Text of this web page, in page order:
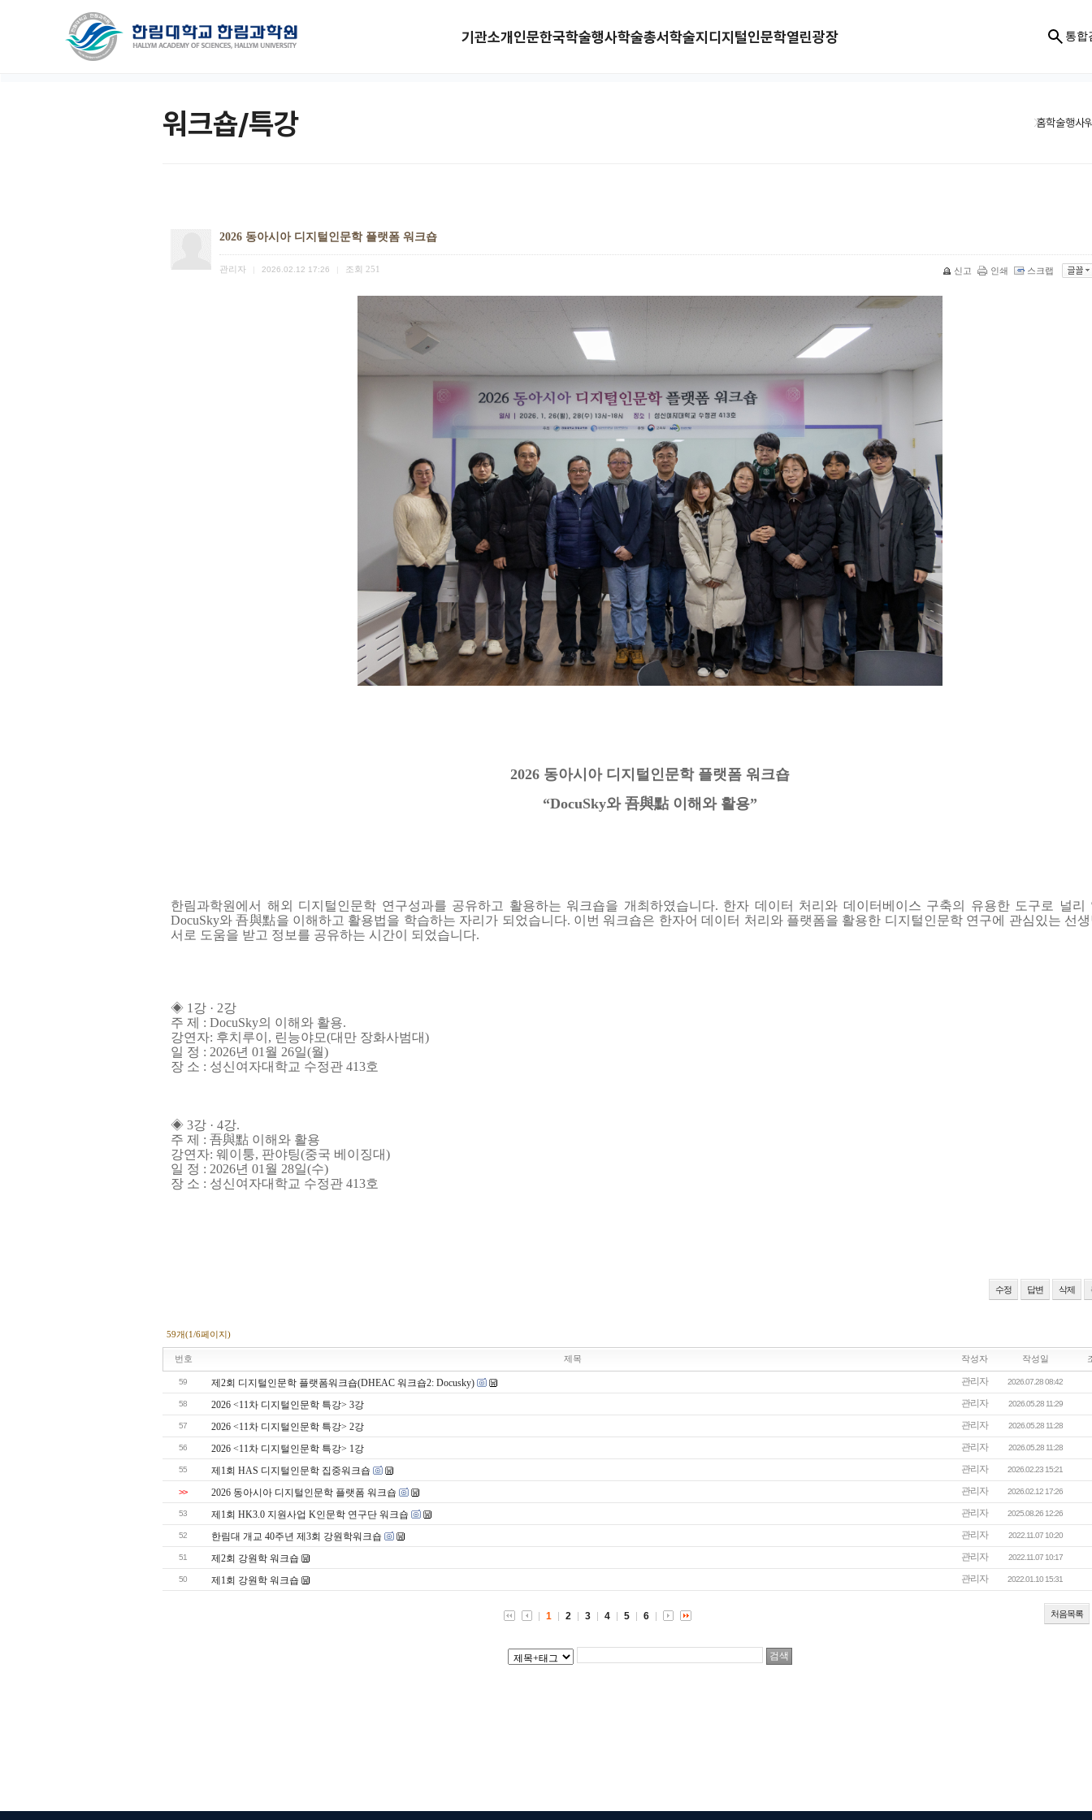
기관소개인문한국학술행사학술총서학술지디지털인문학열린광장 통합
워크숍/특강 홈학술행사
2026 동아시아 디지털인문학 플랫폼 워크숍
관리자 2026.02.12 17:26 조회 251 신고 인쇄 스크랩
2026 동아시아 디지털인문학 플랫폼 워크숍
“DocuSky와 吾與點 이해와 활용”
한림과학원에서 해외 디지털인문학 연구성과를 공유하고 활용하는 워크숍을 개최하였습니다. 한자 데이터 처리와 데이터베이스 구축의 유용한 도구로 널리
DocuSky와 吾與點을 이해하고 활용법을 학습하는 자리가 되었습니다. 이번 워크숍은 한자어 데이터 처리와 플랫폼을 활용한 디지털인문학 연구에 관심있는 선
서로 도움을 받고 정보를 공유하는 시간이 되었습니다.
◈ 1강 · 2강
주 제 : DocuSky의 이해와 활용.
강연자: 후치루이, 린능야모(대만 장화사범대)
일 정 : 2026년 01월 26일(월)
장 소 : 성신여자대학교 수정관 413호
◈ 3강 · 4강.
주 제 : 吾與點 이해와 활용
강연자: 웨이퉁, 판야팅(중국 베이징대)
일 정 : 2026년 01월 28일(수)
장 소 : 성신여자대학교 수정관 413호
수정 답변 삭제
59개(1/6페이지)
번호 제목 작성자 작성일
59 제2회 디지털인문학 플랫폼워크숍(DHEAC 워크숍2: Docusky) 관리자 2026.07.28 08:42
58 2026 <11차 디지털인문학 특강> 3강 관리자 2026.05.28 11:29
57 2026 <11차 디지털인문학 특강> 2강 관리자 2026.05.28 11:28
56 2026 <11차 디지털인문학 특강> 1강 관리자 2026.05.28 11:28
55 제1회 HAS 디지털인문학 집중워크숍 관리자 2026.02.23 15:21
>> 2026 동아시아 디지털인문학 플랫폼 워크숍 관리자 2026.02.12 17:26
53 제1회 HK3.0 지원사업 K인문학 연구단 워크숍 관리자 2025.08.26 12:26
52 한림대 개교 40주년 제3회 강원학워크숍 관리자 2022.11.07 10:20
51 제2회 강원학 워크숍 관리자 2022.11.07 10:17
50 제1회 강원학 워크숍 관리자 2022.01.10 15:31
처음목록
1 2 3 4 5 6